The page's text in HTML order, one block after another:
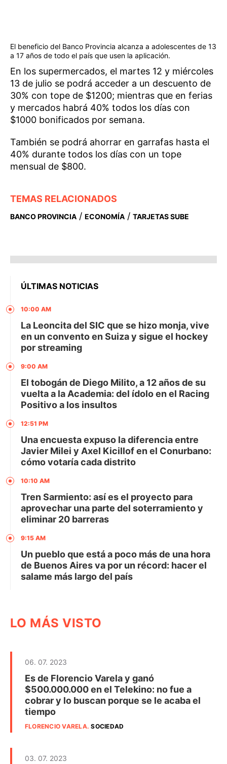
El beneficio del Banco Provincia alcanza a adolescentes de 13
a 17 años de todo el país que usen la aplicación.
En los supermercados, el martes 12 y miércoles
13 de julio se podrá acceder a un descuento de
30% con tope de $1200; mientras que en ferias
y mercados habrá 40% todos los días con
$1000 bonificados por semana.
También se podrá ahorrar en garrafas hasta el
40% durante todos los días con un tope
mensual de $800.
TEMAS RELACIONADOS
BANCO PROVINCIA / ECONOMÍA / TARJETAS SUBE
ÚLTIMAS NOTICIAS
10:00 AM
La Leoncita del SIC que se hizo monja, vive
en un convento en Suiza y sigue el hockey
por streaming
9:00 AM
El tobogán de Diego Milito, a 12 años de su
vuelta a la Academia: del ídolo en el Racing
Positivo a los insultos
12:51 PM
Una encuesta expuso la diferencia entre
Javier Milei y Axel Kicillof en el Conurbano:
cómo votaría cada distrito
10:10 AM
Tren Sarmiento: así es el proyecto para
aprovechar una parte del soterramiento y
eliminar 20 barreras
9:15 AM
Un pueblo que está a poco más de una hora
de Buenos Aires va por un récord: hacer el
salame más largo del país
LO MÁS VISTO
06. 07. 2023
Es de Florencio Varela y ganó
$500.000.000 en el Telekino: no fue a
cobrar y lo buscan porque se le acaba el
tiempo
FLORENCIO VARELA.SOCIEDAD
03. 07. 2023